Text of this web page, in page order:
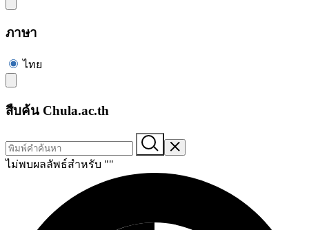
ภาษา
ไทย
สืบค้น Chula.ac.th
ไม่พบผลลัพธ์สำหรับ ""